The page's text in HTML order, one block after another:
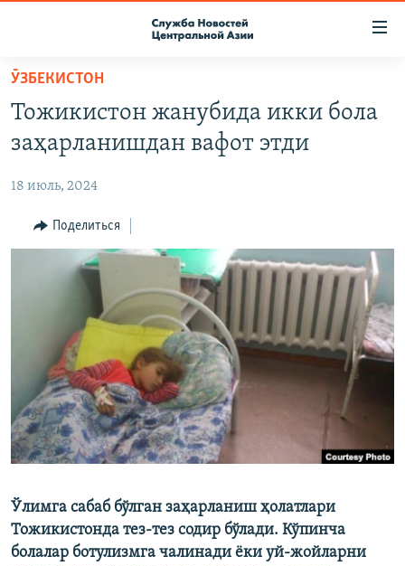
Вернуться
основному
содержанию
Вернутся
навигации
Вернутся
КОНТАКТЫ
RFE/RL ДИРЕКТ
НАСТОЯЩЕЕ ВРЕМЯ
МИГРАНТ МЕДИА
ӮЗБЕКИСТОН
Тожикистон жанубида икки бола
заҳарланишдан вафот этди
18 июль, 2024
Поделиться
Ўлимга сабаб бўлган заҳарланиш ҳолатлари
Тожикистонда тез-тез содир бўлади. Кўпинча
болалар ботулизмга чалинади ёки уй-жойларни